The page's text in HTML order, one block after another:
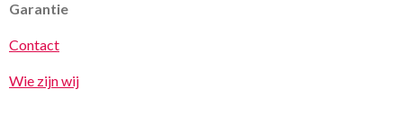
Garantie
Contact
Wie zijn wij